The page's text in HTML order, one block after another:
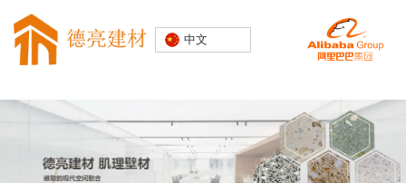
装饰建材
中文